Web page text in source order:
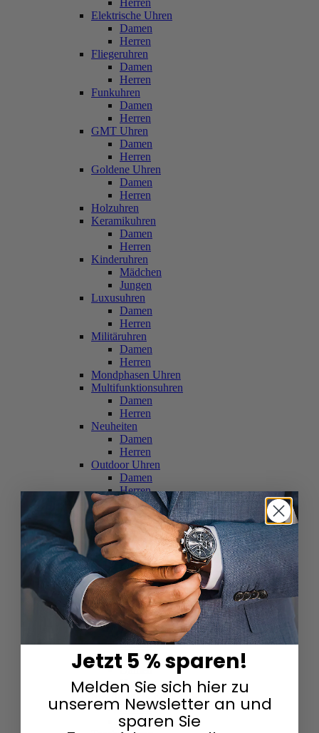
Herren
Elektrische Uhren
Damen
Herren
Fliegeruhren
Damen
Herren
Funkuhren
Damen
Herren
GMT Uhren
Damen
Herren
Goldene Uhren
Damen
Herren
Holzuhren
Keramikuhren
Damen
Herren
Kinderuhren
Mädchen
Jungen
Luxusuhren
Damen
Herren
Militäruhren
Damen
Herren
Mondphasen Uhren
Multifunktionsuhren
Damen
Herren
Neuheiten
Damen
Herren
Outdoor Uhren
Damen
Herren
Schweizer Uhren
Damen
Herren
Skelettuhren
Damen
Herren
Smartwatches
Damen
Herren
Solaruhren
Herren
Damen
Sportuhren
Damen
Herren
Swarovski & Edelsteine
Damen
Herren
Jetzt 5 % sparen!
Melden Sie sich hier zu
unserem Newsletter an und
sparen Sie